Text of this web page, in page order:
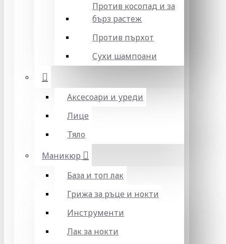
Против косопад и за
бърз растеж
Против пърхот
Сухи шампоани
Аксесоари и уреди
Лице
Тяло
Маникюр
База и топ лак
Грижа за ръце и нокти
Инструменти
Лак за нокти